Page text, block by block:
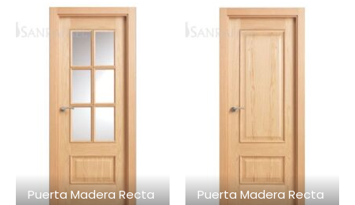
Puerta Madera Recta
Puerta Madera Recta